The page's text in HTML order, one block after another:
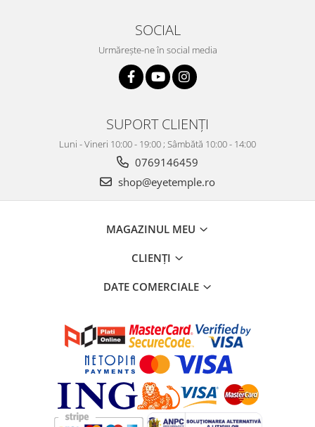
SOCIAL
Urmărește-ne în social media
SUPORT CLIENȚI
Luni - Vineri 10:00 - 19:00 ; Sâmbătă 10:00 - 14:00
0769146459
shop@eyetemple.ro
MAGAZINUL MEU
CLIENȚI
DATE COMERCIALE